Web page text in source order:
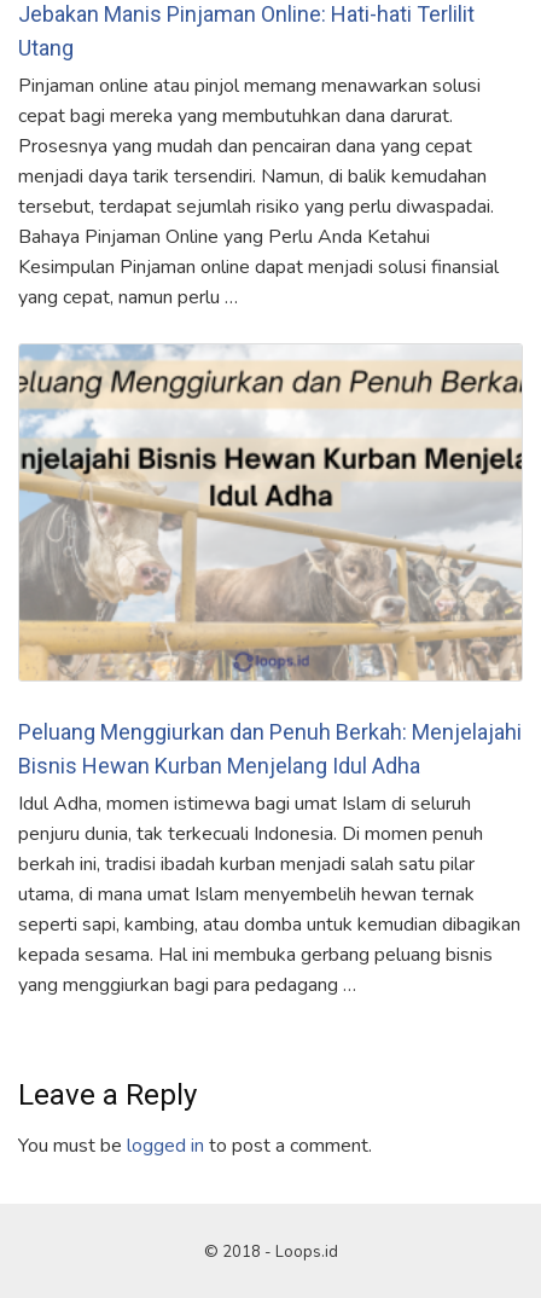
Jebakan Manis Pinjaman Online: Hati-hati Terlilit
Utang
Pinjaman online atau pinjol memang menawarkan solusi
cepat bagi mereka yang membutuhkan dana darurat.
Prosesnya yang mudah dan pencairan dana yang cepat
menjadi daya tarik tersendiri. Namun, di balik kemudahan
tersebut, terdapat sejumlah risiko yang perlu diwaspadai.
Bahaya Pinjaman Online yang Perlu Anda Ketahui
Kesimpulan Pinjaman online dapat menjadi solusi finansial
yang cepat, namun perlu …
Peluang Menggiurkan dan Penuh Berkah: Menjelajahi
Bisnis Hewan Kurban Menjelang Idul Adha
Idul Adha, momen istimewa bagi umat Islam di seluruh
penjuru dunia, tak terkecuali Indonesia. Di momen penuh
berkah ini, tradisi ibadah kurban menjadi salah satu pilar
utama, di mana umat Islam menyembelih hewan ternak
seperti sapi, kambing, atau domba untuk kemudian dibagikan
kepada sesama. Hal ini membuka gerbang peluang bisnis
yang menggiurkan bagi para pedagang …
Leave a Reply
You must be logged in to post a comment.
© 2018 - Loops.id